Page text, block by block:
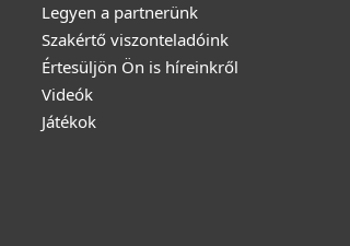
Legyen a partnerünk
Szakértő viszonteladóink
Értesüljön Ön is híreinkről
Videók
Játékok